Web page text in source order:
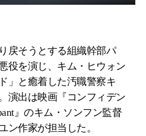
戻そうとする組織幹部パ
役を演じ、キム・ヒウォン
」と癒着した汚職警察キ
演出は映画『コンフィデン
』のキム・ソンフン監督
ン作家が担当した。